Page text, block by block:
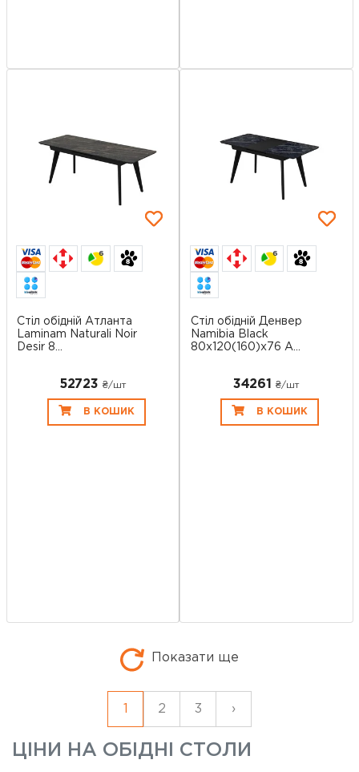
6
Стіл обідній Атланта
Laminam Naturali Noir
Desir 8...
52723 ₴/шт
В КОШИК
6
Стіл обідній Денвер
Namibia Black
80х120(160)х76 А...
34261 ₴/шт
В КОШИК
Показати ще
2 3 ›
ЦІНИ НА ОБІДНІ СТОЛИ